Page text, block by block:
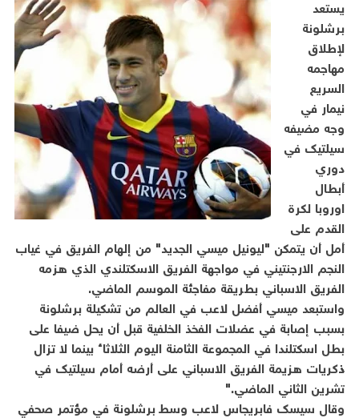
يستعد
برشلونة
لإطلاق
مهاجمه
السريع
نيمار في
وجه مضيفه
سيلتيك في
دوري
أبطال
اوروبا لكرة
القدم على
أمل أن يتمكن "ليونيل ميسي الجديد" من إلهام الفريق في غياب
النجم الارجنتيني في مواجهة الفريق الاسكتلندي الذي هزمه
الفريق الاسباني بطريقة مفاجئة الموسم الماضي.
واستبعد ميسي أفضل لاعب في العالم من تشكيلة برشلونة
بسبب إصابة في عضلات الفخذ الخلفية قبل أن يحل ضيفا على
بطل اسكتلندا في المجموعة الثامنة اليوم الثلاثاء بينما لا تزال
ذكريات هزيمة الفريق الاسباني على أرضه أمام سيلتيك في
تشرين الثاني الماضي."
وقال سيسك فابريجاس لاعب وسط برشلونة في مؤتمر صحفي